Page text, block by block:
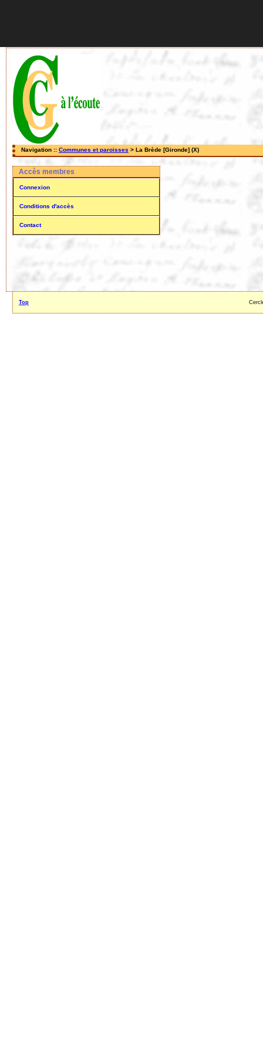
Navigation :: Communes et paroisses > La Brède [Gironde] (X)
Accès membres
Connexion
Conditions d'accès
Contact
Top